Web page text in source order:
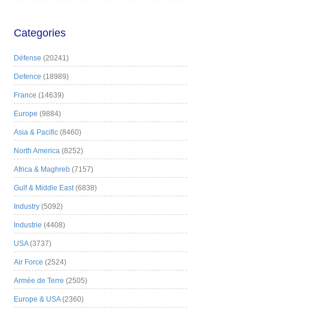
Categories
Défense (20241)
Defence (18989)
France (14639)
Europe (9884)
Asia & Pacific (8460)
North America (8252)
Africa & Maghreb (7157)
Gulf & Middle East(6838)
Industry (5092)
Industrie (4408)
USA(3737)
Air Force (2524)
Armée de Terre (2505)
Europe & USA(2360)